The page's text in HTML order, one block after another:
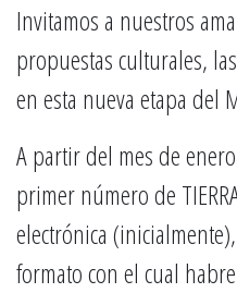
Invitamos a nuestros
propuestas culturales,
en esta nueva etapa del
A partir del mes de
primer número de
electrónica
formato con el cual